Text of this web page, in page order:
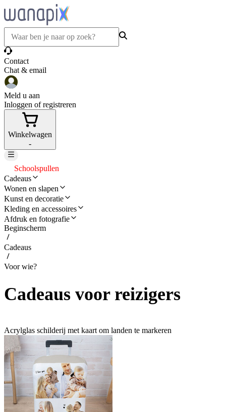
Contact
Chat & email
Meld u aan
Inloggen of registreren
Winkelwagen
-
Schoolspullen
Cadeaus
Wonen en slapen
Kunst en decoratie
Kleding en accessoires
Afdruk en fotografie
Beginscherm
Cadeaus
Voor wie?
Cadeaus voor reizigers
Acrylglas schilderij met kaart om landen te markeren